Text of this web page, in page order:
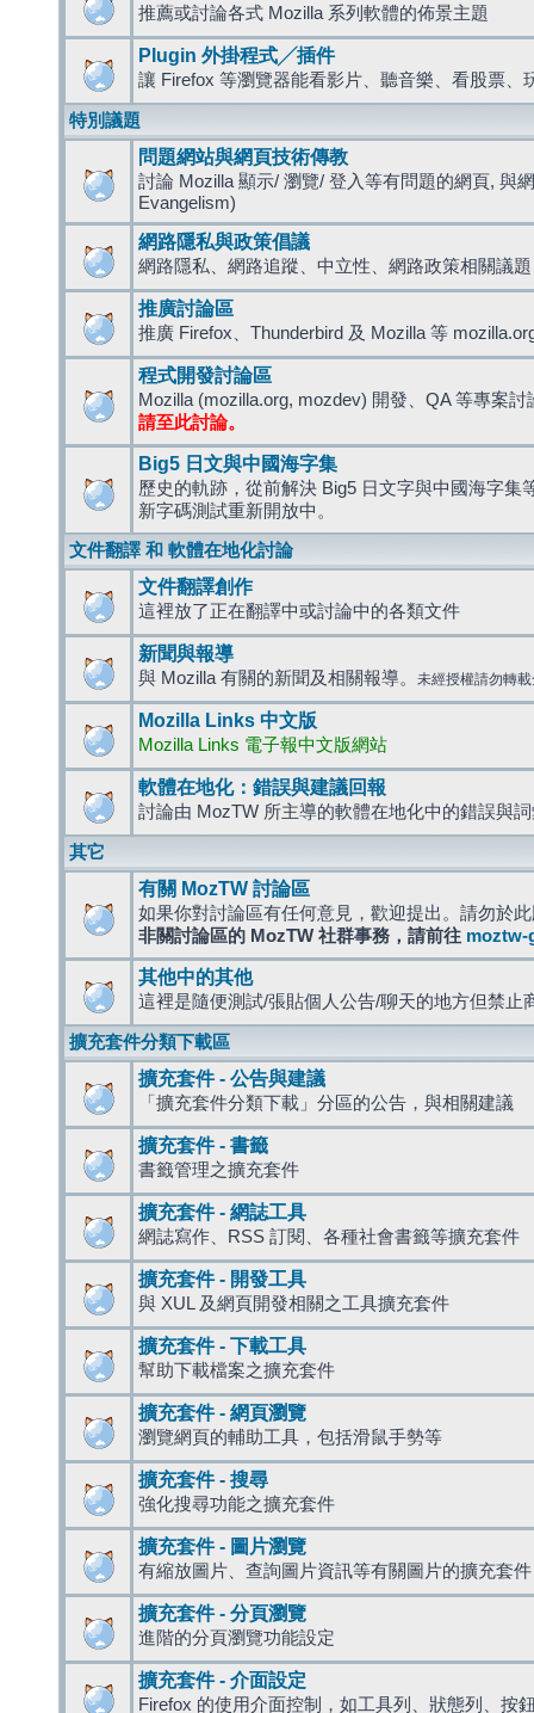
推薦或討論各式 Mozilla 系列軟體的佈景主題
Plugin 外掛程式╱插件
讓 Firefox 等瀏覽器能看影片、聽音樂、看股票、
特別議題
問題網站與網頁技術傳教
討論 Mozilla 顯示/ 瀏覽/ 登入等有問題的網頁, 與
Evangelism)
網路隱私與政策倡議
網路隱私、網路追蹤、中立性、網路政策相關議題
推廣討論區
推廣 Firefox、Thunderbird 及 Mozilla 等
程式開發討論區
Mozilla (mozilla.org, mozdev) 開發、QA 等專案討
請至此討論。
Big5 日文與中國海字集
歷史的軌跡，從前解決 Big5 日文字與中國海字集
新字碼測試重新開放中。
文件翻譯 和 軟體在地化討論
文件翻譯創作
這裡放了正在翻譯中或討論中的各類文件
新聞與報導
與 Mozilla 有關的新聞及相關報導。 未經授權請勿轉
Mozilla Links 中文版
Mozilla Links 電子報中文版網站
軟體在地化：錯誤與建議回報
討論由 MozTW 所主導的軟體在地化中的錯誤與
其它
有關 MozTW 討論區
如果你對討論區有任何意見，歡迎提出。請勿於
非關討論區的 MozTW 社群事務，請前往 moztw-
其他中的其他
這裡是隨便測試/張貼個人公告/聊天的地方但禁止
擴充套件分類下載區
擴充套件 - 公告與建議
「擴充套件分類下載」分區的公告，與相關建議
擴充套件 - 書籤
書籤管理之擴充套件
擴充套件 - 網誌工具
網誌寫作、RSS 訂閱、各種社會書籤等擴充套件
擴充套件 - 開發工具
與 XUL 及網頁開發相關之工具擴充套件
擴充套件 - 下載工具
幫助下載檔案之擴充套件
擴充套件 - 網頁瀏覽
瀏覽網頁的輔助工具，包括滑鼠手勢等
擴充套件 - 搜尋
強化搜尋功能之擴充套件
擴充套件 - 圖片瀏覽
有縮放圖片、查詢圖片資訊等有關圖片的擴充套件
擴充套件 - 分頁瀏覽
進階的分頁瀏覽功能設定
擴充套件 - 介面設定
Firefox 的使用介面控制，如工具列、狀態列、按